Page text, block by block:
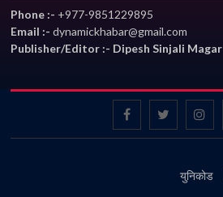
Phone :- +977-9851229895
Email :-dynamickhabar@gmail.com
Publisher/Editor :- Dipesh Sinjali Magar
युनिकोड